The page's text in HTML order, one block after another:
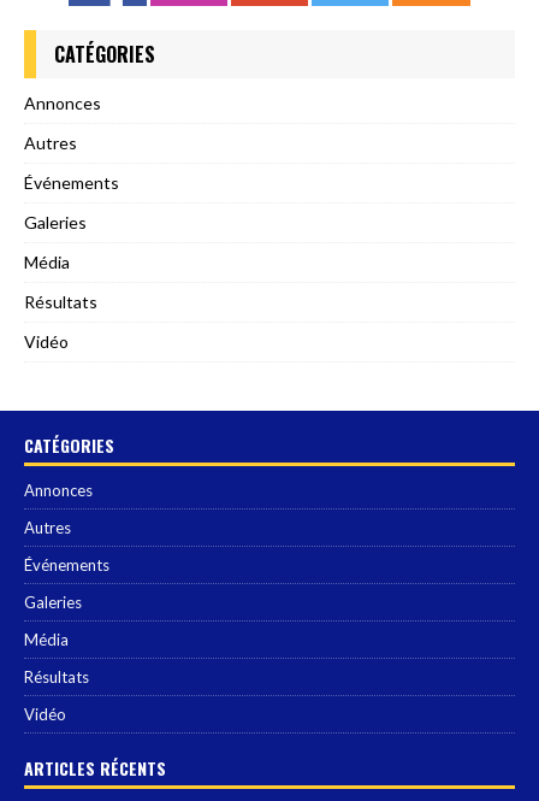
CATÉGORIES
Annonces
Autres
Événements
Galeries
Média
Résultats
Vidéo
CATÉGORIES
Annonces
Autres
Événements
Galeries
Média
Résultats
Vidéo
ARTICLES RÉCENTS